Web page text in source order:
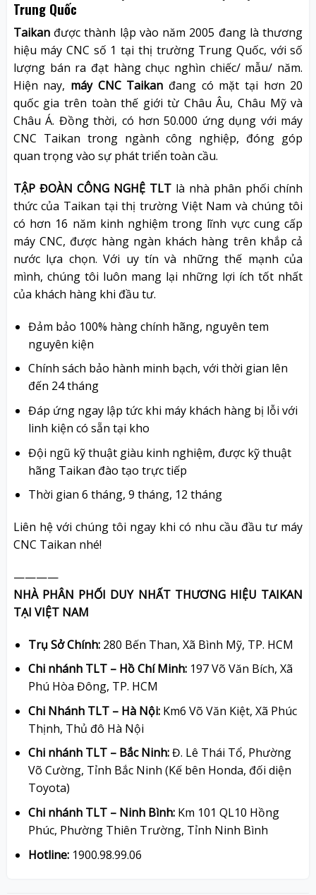
Trung Quốc
Taikanđược thành lập vào năm 2005 đang là thương
hiệu máy CNC số 1 tại thị trường Trung Quốc, với số
lượng bán ra đạt hàng chục nghìn chiếc/ mẫu/ năm.
Hiện nay, máy CNC Taikan đang có mặt tại hơn 20
quốc gia trên toàn thế giới từ Châu Âu, Châu Mỹ và
Châu Á. Đồng thời, có hơn 50.000 ứng dụng với máy
CNC Taikan trong ngành công nghiệp, đóng góp
quan trọng vào sự phát triển toàn cầu.
TẬP ĐOÀN CÔNG NGHỆ TLTlà nhà phân phối chính
thức của Taikan tại thị trường Việt Nam và chúng tôi
có hơn 16 năm kinh nghiệm trong lĩnh vực cung cấp
máy CNC, được hàng ngàn khách hàng trên khắp cả
nước lựa chọn. Với uy tín và những thế mạnh của
mình, chúng tôi luôn mang lại những lợi ích tốt nhất
của khách hàng khi đầu tư.
Đảm bảo 100% hàng chính hãng, nguyên tem
nguyên kiện
Chính sách bảo hành minh bạch, với thời gian lên
đến 24 tháng
Đáp ứng ngay lập tức khi máy khách hàng bị lỗi với
linh kiện có sẵn tại kho
Đội ngũ kỹ thuật giàu kinh nghiệm, được kỹ thuật
hãng Taikan đào tạo trực tiếp
Thời gian 6 tháng, 9 tháng, 12 tháng
Liên hệ với chúng tôi ngay khi có nhu cầu đầu tư máy
CNC Taikan nhé!
————
NHÀ PHÂN PHỐI DUY NHẤT THƯƠNG HIỆU TAIKAN
TẠI VIỆT NAM
Trụ Sở Chính:280 Bến Than, Xã Bình Mỹ, TP. HCM
Chi nhánh TLT – Hồ Chí Minh:197 Võ Văn Bích, Xã
Phú Hòa Đông, TP. HCM
Chi Nhánh TLT – Hà Nội:Km6 Võ Văn Kiệt, Xã Phúc
Thịnh, Thủ đô Hà Nội
Chi nhánh TLT – Bắc Ninh:Đ. Lê Thái Tổ, Phường
Võ Cường, Tỉnh Bắc Ninh (Kế bên Honda, đối diện
Toyota)
Chi nhánh TLT – Ninh Bình:Km 101 QL10 Hồng
Phúc, Phường Thiên Trường, Tỉnh Ninh Bình
Hotline:1900.98.99.06